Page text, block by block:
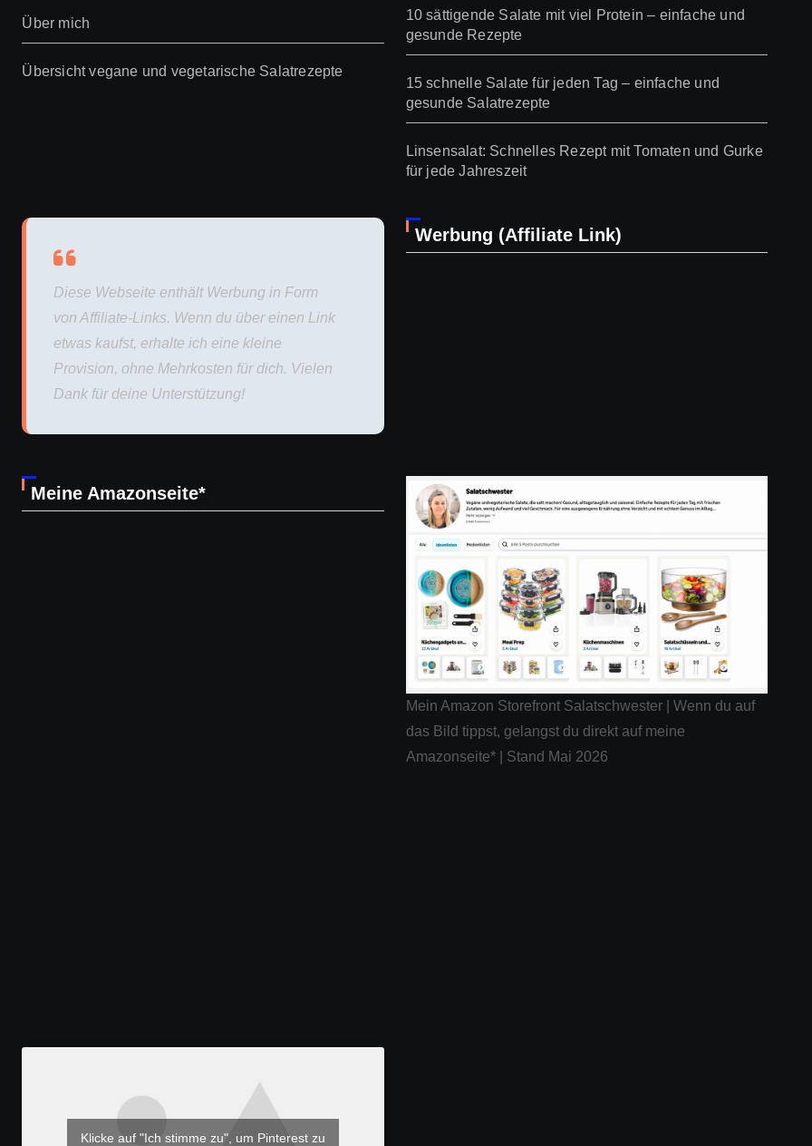
Über mich
Übersicht vegane und vegetarische Salatrezepte
10 sättigende Salate mit viel Protein – einfache und
gesunde Rezepte
15 schnelle Salate für jeden Tag – einfache und
gesunde Salatrezepte
Linsensalat: Schnelles Rezept mit Tomaten und Gurke
für jede Jahreszeit
Diese Webseite enthält Werbung in Form
von Affiliate-Links. Wenn du über einen Link
etwas kaufst, erhalte ich eine kleine
Provision, ohne Mehrkosten für dich. Vielen
Dank für deine Unterstützung!
Werbung (Affiliate Link)
Meine Amazonseite*
Mein Amazon Storefront Salatschwester | Wenn du auf
das Bild tippst, gelangst du direkt auf meine
Amazonseite* | Stand Mai 2026
Klicke auf "Ich stimme zu", um Pinterest zu